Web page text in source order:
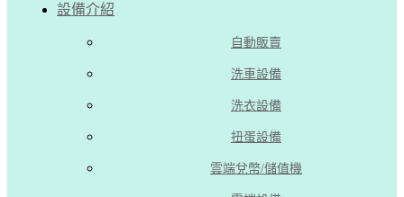
設備介紹
自動販賣
洗車設備
洗衣設備
扭蛋設備
雲端兌幣/儲值機